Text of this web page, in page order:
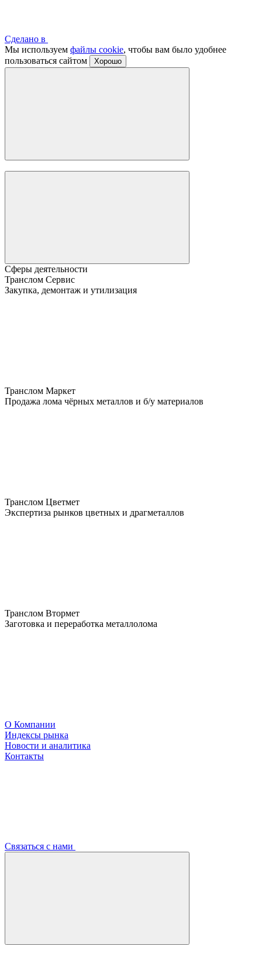
Сделано в
Мы используем файлы cookie, чтобы вам было удобнее
пользоваться сайтом
Хорошо
Сферы деятельности
Транслом Сервис
Закупка, демонтаж и утилизация
Транслом Маркет
Продажа лома чёрных металлов и б/у материалов
Транслом Цветмет
Экспертиза рынков цветных и драгметаллов
Транслом Втормет
Заготовка и переработка металлолома
О Компании
Индексы рынка
Новости и аналитика
Контакты
Связаться с нами